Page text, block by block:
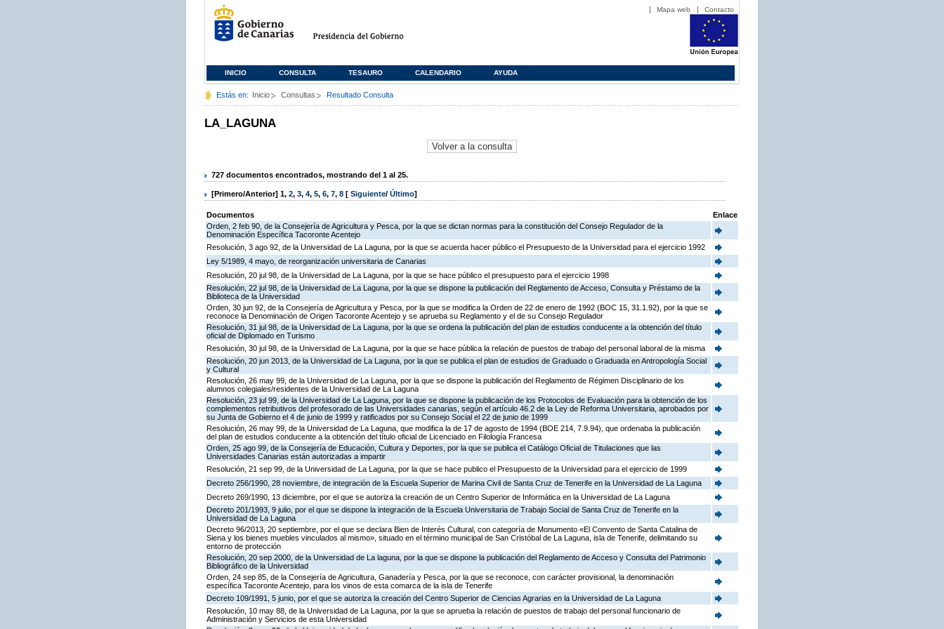
Mapa web Contacto
INICIO CONSULTA TESAURO CALENDARIO AYUDA
Estás en: Inicio Consultas Resultado Consulta
LA_LAGUNA
727 documentos encontrados, mostrando del 1 al 25.
[Primero/Anterior] 1, 2, 3, 4, 5, 6, 7, 8 [ Siguiente/ Último]
Documentos
Enlace
Orden, 2 feb 90, de la Consejería de Agricultura y Pesca, por la que se dictan normas para la constitución del Consejo Regulador de la
Denominación Específica Tacoronte Acentejo
Resolución, 3 ago 92, de la Universidad de La Laguna, por la que se acuerda hacer público el Presupuesto de la Universidad para el ejercicio 1992
Ley 5/1989, 4 mayo, de reorganización universitaria de Canarias
Resolución, 20 jul 98, de la Universidad de La Laguna, por la que se hace público el presupuesto para el ejercicio 1998
Resolución, 22 jul 98, de la Universidad de La Laguna, por la que se dispone la publicación del Reglamento de Acceso, Consulta y Préstamo de la
Biblioteca de la Universidad
Orden, 30 jun 92, de la Consejería de Agricultura y Pesca, por la que se modifica la Orden de 22 de enero de 1992 (BOC 15, 31.1.92), por la que se
reconoce la Denominación de Origen Tacoronte Acentejo y se aprueba su Reglamento y el de su Consejo Regulador
Resolución, 31 jul 98, de la Universidad de La Laguna, por la que se ordena la publicación del plan de estudios conducente a la obtención del título
oficial de Diplomado en Turismo
Resolución, 30 jul 98, de la Universidad de La Laguna, por la que se hace pública la relación de puestos de trabajo del personal laboral de la misma
Resolución, 20 jun 2013, de la Universidad de La Laguna, por la que se publica el plan de estudios de Graduado o Graduada en Antropología Social
y Cultural
Resolución, 26 may 99, de la Universidad de La Laguna, por la que se dispone la publicación del Reglamento de Régimen Disciplinario de los
alumnos colegiales/residentes de la Universidad de La Laguna
Resolución, 23 jul 99, de la Universidad de La Laguna, por la que se dispone la publicación de los Protocolos de Evaluación para la obtención de los
complementos retributivos del profesorado de las Universidades canarias, según el artículo 46.2 de la Ley de Reforma Universitaria, aprobados por
su Junta de Gobierno el 4 de junio de 1999 y ratificados por su Consejo Social el 22 de junio de 1999
Resolución, 26 may 99, de la Universidad de La Laguna, que modifica la de 17 de agosto de 1994 (BOE 214, 7.9.94), que ordenaba la publicación
del plan de estudios conducente a la obtención del título oficial de Licenciado en Filología Francesa
Orden, 25 ago 99, de la Consejería de Educación, Cultura y Deportes, por la que se publica el Catálogo Oficial de Titulaciones que las
Universidades Canarias están autorizadas a impartir
Resolución, 21 sep 99, de la Universidad de La Laguna, por la que se hace publico el Presupuesto de la Universidad para el ejercicio de 1999
Decreto 256/1990, 28 noviembre, de integración de la Escuela Superior de Marina Civil de Santa Cruz de Tenerife en la Universidad de La Laguna
Decreto 269/1990, 13 diciembre, por el que se autoriza la creación de un Centro Superior de Informática en la Universidad de La Laguna
Decreto 201/1993, 9 julio, por el que se dispone la integración de la Escuela Universitaria de Trabajo Social de Santa Cruz de Tenerife en la
Universidad de La Laguna
Decreto 96/2013, 20 septiembre, por el que se declara Bien de Interés Cultural, con categoría de Monumento «El Convento de Santa Catalina de
Siena y los bienes muebles vinculados al mismo», situado en el término municipal de San Cristóbal de La Laguna, isla de Tenerife, delimitando su
entorno de protección
Resolución, 20 sep 2000, de la Universidad de La laguna, por la que se dispone la publicación del Reglamento de Acceso y Consulta del Patrimonio
Bibliográfico de la Universidad
Orden, 24 sep 85, de la Consejería de Agricultura, Ganadería y Pesca, por la que se reconoce, con carácter provisional, la denominación
específica Tacoronte Acentejo, para los vinos de esta comarca de la isla de Tenerife
Decreto 109/1991, 5 junio, por el que se autoriza la creación del Centro Superior de Ciencias Agrarias en la Universidad de La Laguna
Resolución, 10 may 88, de la Universidad de La Laguna, por la que se aprueba la relación de puestos de trabajo del personal funcionario de
Administración y Servicios de esta Universidad